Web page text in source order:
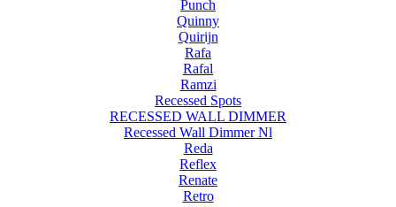
Punch
Quinny
Quirijn
Rafa
Rafal
Ramzi
Recessed Spots
RECESSED WALL DIMMER
Recessed Wall Dimmer Nl
Reda
Reflex
Renate
Retro